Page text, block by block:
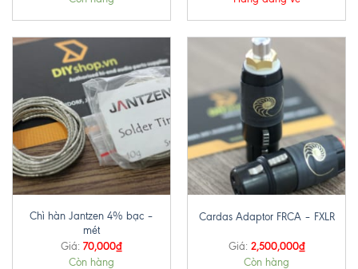
Chì hàn Jantzen 4% bạc –
mét
Giá: 70,000₫
Còn hàng
Cardas Adaptor FRCA – FXLR
Giá: 2,500,000₫
Còn hàng